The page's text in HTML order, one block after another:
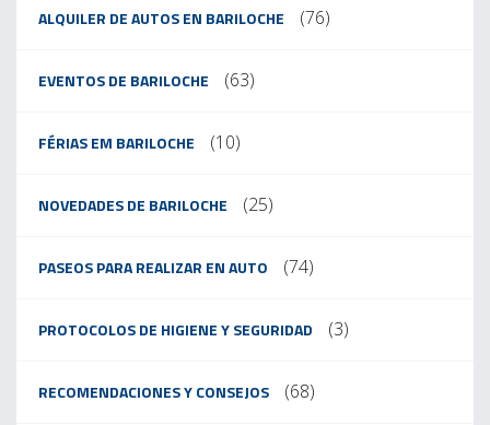
ALQUILER DE AUTOS EN BARILOCHE (76)
EVENTOS DE BARILOCHE (63)
FÉRIAS EM BARILOCHE (10)
NOVEDADES DE BARILOCHE (25)
PASEOS PARA REALIZAR EN AUTO (74)
PROTOCOLOS DE HIGIENE Y SEGURIDAD (3)
RECOMENDACIONES Y CONSEJOS (68)